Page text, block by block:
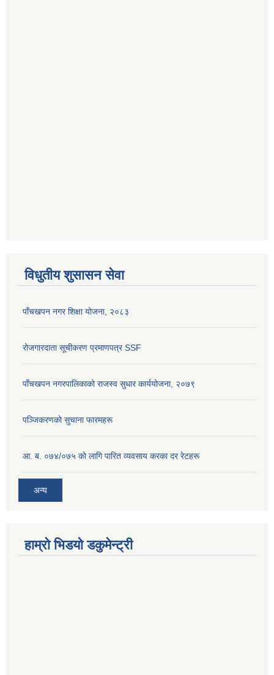
विधुतीय शुसासन सेवा
पाँचखपन नगर शिक्षा योजना, २०८३
रोजगारदाता सूचीकरण प्रमाणपत्र SSF
पाँचखपन नगरपालिकाको राजस्व सुधार कार्ययोजना, २०७९
पञ्जिकरणकाे सुचाना फारमहरू
आ. ब. ०७४/०७५ काे लागि पारित व्यवसाय करका दर रेटहरू
अन्य
हाम्रो भिडयो डकुमेन्ट्री